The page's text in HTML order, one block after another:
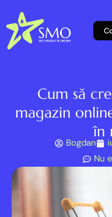
Cum să
magazin
în
Bogdan
Nu